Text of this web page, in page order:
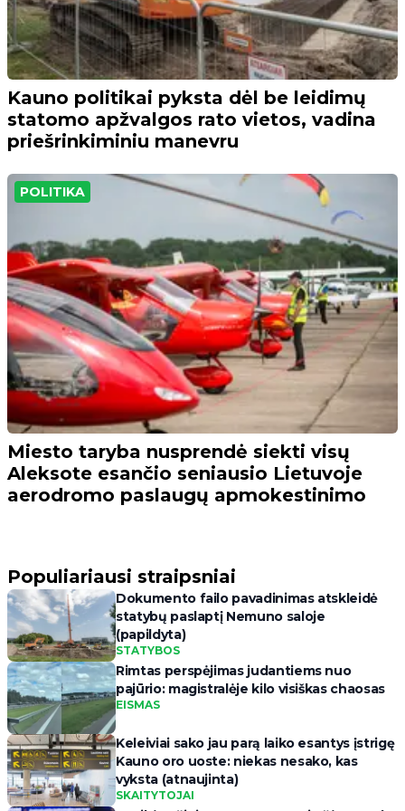
Kauno politikai pyksta dėl be leidimų
statomo apžvalgos rato vietos, vadina
priešrinkiminiu manevru
POLITIKA
Miesto taryba nusprendė siekti visų
Aleksote esančio seniausio Lietuvoje
aerodromo paslaugų apmokestinimo
Populiariausi straipsniai
Dokumento failo pavadinimas atskleidė
statybų paslaptį Nemuno saloje
(papildyta)
STATYBOS
Rimtas perspėjimas judantiems nuo
pajūrio: magistralėje kilo visiškas chaosas
EISMAS
Keleiviai sako jau parą laiko esantys įstrigę
Kauno oro uoste: niekas nesako, kas
vyksta (atnaujinta)
SKAITYTOJAI